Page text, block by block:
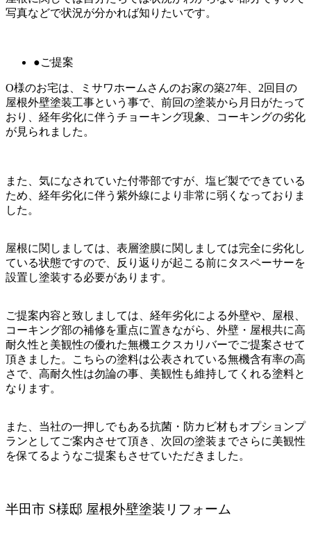
写真などで状況が分かれば知りたいです。
●ご提案
O様のお宅は、ミサワホームさんのお家の築27年、2回目の
屋根外壁塗装工事という事で、前回の塗装から月日がたって
おり、経年劣化に伴うチョーキング現象、コーキングの劣化
が見られました。
また、気になされていた付帯部ですが、塩ビ製でできている
ため、経年劣化に伴う紫外線により非常に弱くなっておりま
した。
屋根に関しましては、表層塗膜に関しましては完全に劣化し
ている状態ですので、反り返りが起こる前にタスペーサーを
設置し塗装する必要があります。
ご提案内容と致しましては、経年劣化による外壁や、屋根、
コーキング部の補修を重点に置きながら、外壁・屋根共に高
耐久性と美観性の優れた無機エクスカリバーでご提案させて
頂きました。こちらの塗料は公表されている無機含有率の高
さで、高耐久性は勿論の事、美観性も維持してくれる塗料と
なります。
また、当社の一押しでもある抗菌・防カビ材もオプションプ
ランとしてご案内させて頂き、次回の塗装までさらに美観性
を保てるようなご提案もさせていただきました。
半田市 S様邸 屋根外壁塗装リフォーム